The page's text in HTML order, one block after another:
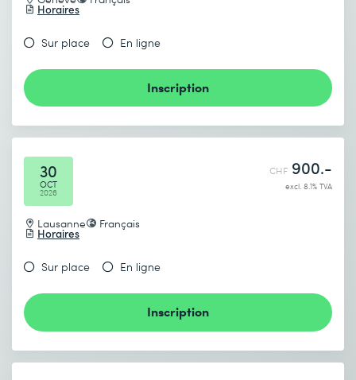
Date de fin (DD.MM.YYYY) *
Horaires
Sur place En ligne
Inscription
30
OCT
2026
Lausanne Français
Horaires
CHF 900.-
excl. 8.1% TVA
Sur place En ligne
Inscription